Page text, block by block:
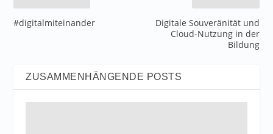
#digitalmiteinander
Digitale Souveränität und
Cloud-Nutzung in der
Bildung
ZUSAMMENHÄNGENDE POSTS